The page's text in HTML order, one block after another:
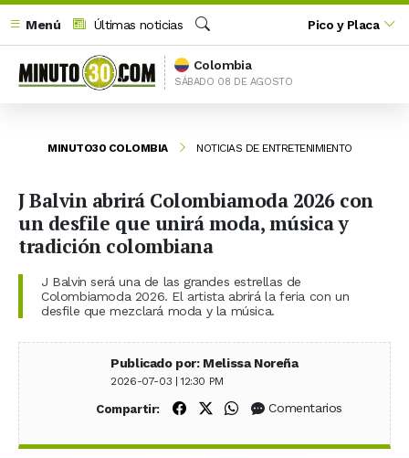
Menú
Últimas noticias
Buscar
Pico y Placa
Colombia
SÁBADO 08 DE AGOSTO
MINUTO30 COLOMBIA NOTICIAS DE ENTRETENIMIENTO
J Balvin abrirá Colombiamoda 2026 con
un desfile que unirá moda, música y
tradición colombiana
J Balvin será una de las grandes estrellas de
Colombiamoda 2026. El artista abrirá la feria con un
desfile que mezclará moda y la música.
Publicado por: Melissa Noreña
2026-07-03 | 12:30 PM
Compartir: Compartir en Facebook
Compartir en X (Twitter)
Compartir en WhatsApp
Comentarios